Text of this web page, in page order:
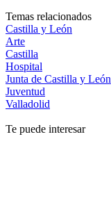
Temas relacionados
Castilla y León
Arte
Castilla
Hospital
Junta de Castilla y León
Juventud
Valladolid
Te puede interesar